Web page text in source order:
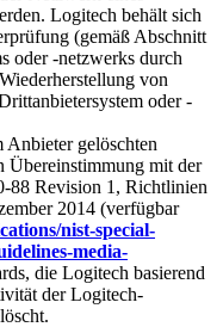
Logitech behält sich
(gemäß Abschnitt
oder -netzwerks durch
von
oder -
Anbieter gelöschten
Übereinstimmung mit der
88 Revision 1, Richtlinien
2014 (verfügbar
nist-special-
media-
die Logitech basierend
der Logitech-